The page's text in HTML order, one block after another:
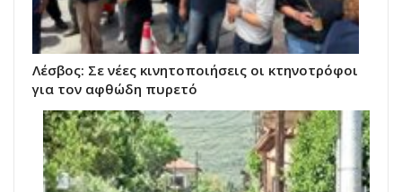
Λέσβος: Σε νέες κινητοποιήσεις οι κτηνοτρόφοι
για τον αφθώδη πυρετό